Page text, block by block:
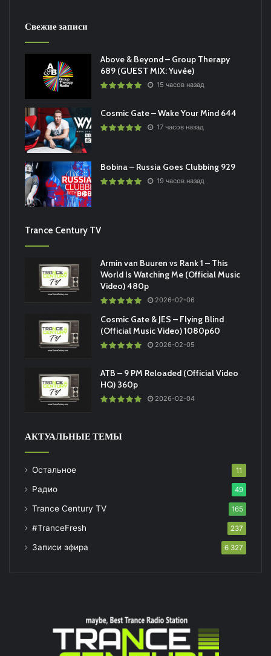
Свежие записи
Above & Beyond – Group Therapy
689 (GUEST MIX: Yuvèe)
15 часов назад
Cosmic Gate – Wake Your Mind 644
17 часов назад
Bobina – Russia Goes Clubbing 929
19 часов назад
Trance Century TV
Armin van Buuren vs Rank 1 – This
World Is Watching Me (Official Music
Video) 480p
2026-02-06
Cosmic Gate & JES – Flying Blind
(Official Music Video) 1080p60
2026-02-05
ATB – 9 PM Reloaded (Official Video
HQ) 360p
2026-02-04
АКТУАЛЬНЫЕ ТЕМЫ
Остальное 11
Радио 49
Trance Century TV 165
#TranceFresh 237
Записи эфира 6 327